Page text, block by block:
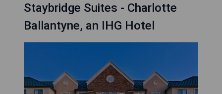
Staybridge Suites - Charlotte
Ballantyne, an IHG Hotel